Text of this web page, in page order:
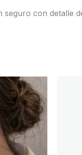
seguro con detalle